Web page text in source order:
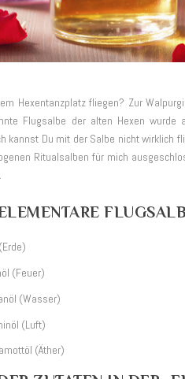
Hexentanzplatz fliegen? Zur
Flugsalbe der alten Hexen wurde
kannst Du mit der Salbe nicht wirklich
Ritualsalben für mich
(Feuer)
(Wasser)
(Luft)
(Äther)